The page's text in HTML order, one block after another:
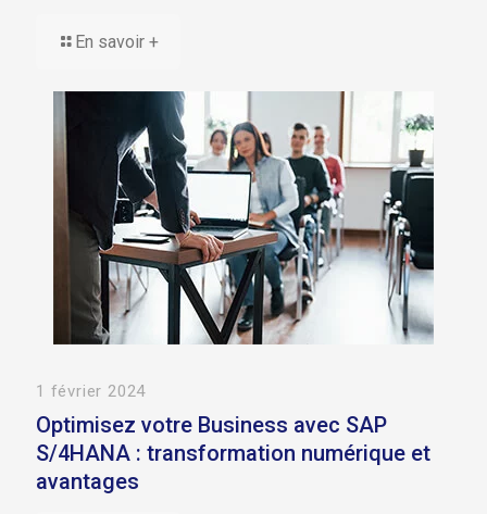
En savoir +
1 février 2024
Optimisez votre Business avec SAP
S/4HANA : transformation numérique et
avantages